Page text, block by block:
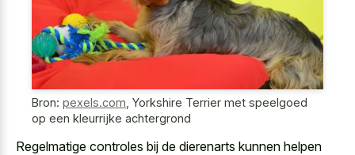
Bron: pexels.com Yorkshire Terrier met speelgoed
op een kleurrijke achtergrond
Regelmatige controles bij de dierenarts kunnen helpen